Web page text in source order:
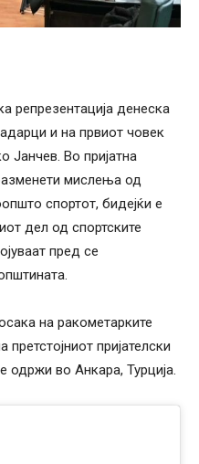
репрезентација денеска
и на првиот човек
Јанчев. Во пријатна
мислења од
спортот, бидејќи е
дел од спортските
пред се
на ракометарките
пријателски
одржи во Анкара, Турција.